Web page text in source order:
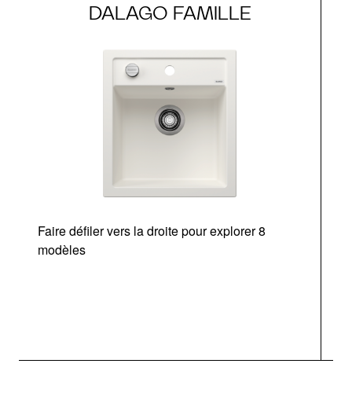
DALAGO FAMILLE
Faire défiler vers la droite pour explorer 8
modèles